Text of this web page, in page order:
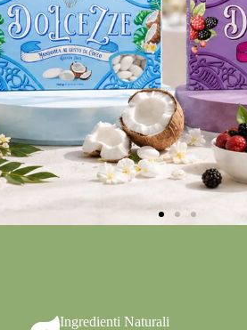
Ingredienti Naturali